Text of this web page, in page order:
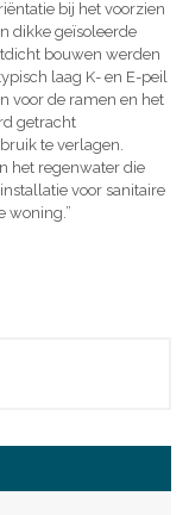
bij het voorzien
dikke geïsoleerde
bouwen werden
laag K- en E-peil
voor de ramen en het
getracht
te verlagen.
het regenwater die
voor sanitaire
woning.”